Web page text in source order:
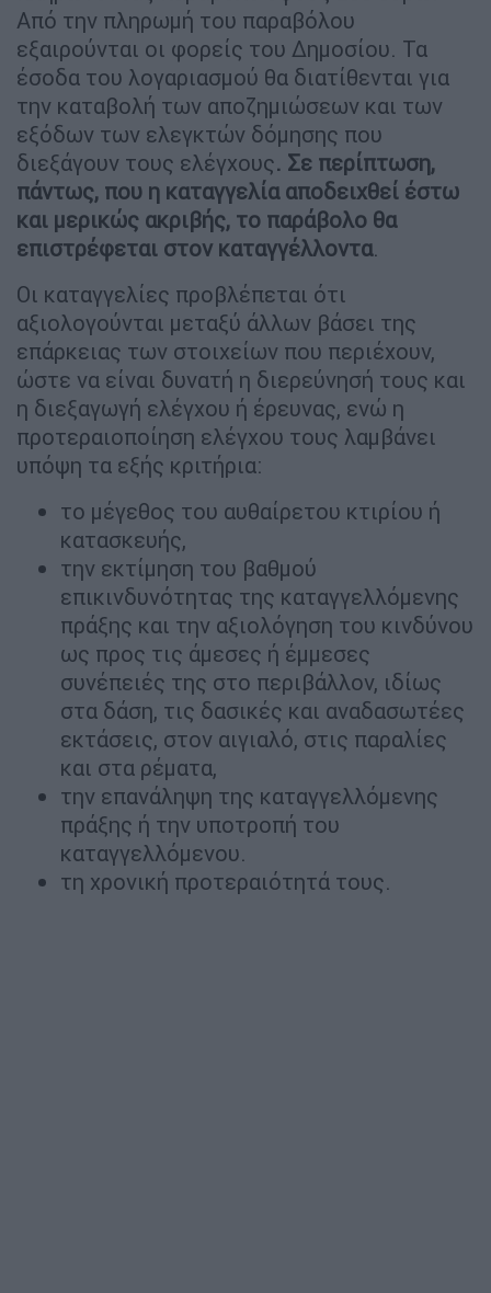
Από την πληρωμή του παραβόλου
εξαιρούνται οι φορείς του Δημοσίου. Τα
έσοδα του λογαριασμού θα διατίθενται για
την καταβολή των αποζημιώσεων και των
εξόδων των ελεγκτών δόμησης που
διεξάγουν τους ελέγχους. Σε περίπτωση,
πάντως, που η καταγγελία αποδειχθεί έστω
και μερικώς ακριβής, το παράβολο θα
επιστρέφεται στον καταγγέλλοντα.
Οι καταγγελίες προβλέπεται ότι
αξιολογούνται μεταξύ άλλων βάσει της
επάρκειας των στοιχείων που περιέχουν,
ώστε να είναι δυνατή η διερεύνησή τους και
η διεξαγωγή ελέγχου ή έρευνας, ενώ η
προτεραιοποίηση ελέγχου τους λαμβάνει
υπόψη τα εξής κριτήρια:
το μέγεθος του αυθαίρετου κτιρίου ή
κατασκευής,
την εκτίμηση του βαθμού
επικινδυνότητας της καταγγελλόμενης
πράξης και την αξιολόγηση του κινδύνου
ως προς τις άμεσες ή έμμεσες
συνέπειές της στο περιβάλλον, ιδίως
στα δάση, τις δασικές και αναδασωτέες
εκτάσεις, στον αιγιαλό, στις παραλίες
και στα ρέματα,
την επανάληψη της καταγγελλόμενης
πράξης ή την υποτροπή του
καταγγελλόμενου.
τη χρονική προτεραιότητά τους.